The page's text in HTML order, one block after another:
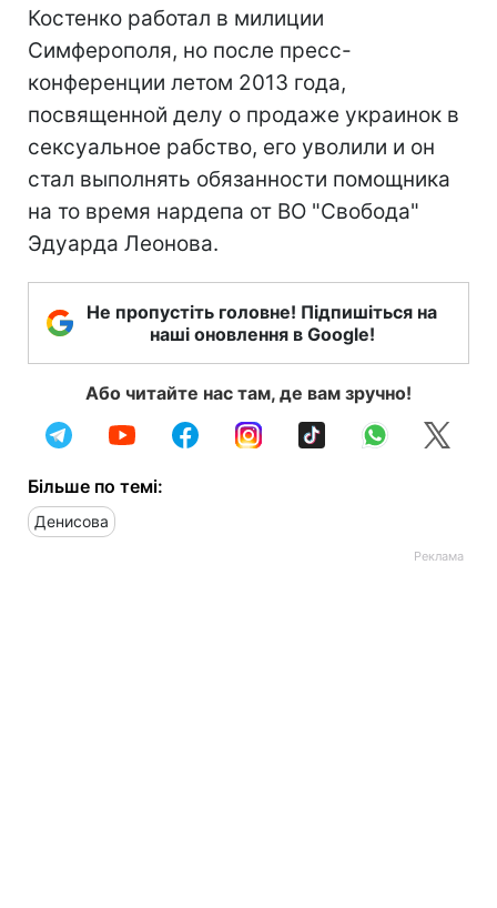
Костенко работал в милиции
Симферополя, но после пресс-
конференции летом 2013 года,
посвященной делу о продаже украинок в
сексуальное рабство, его уволили и он
стал выполнять обязанности помощника
на то время нардепа от ВО "Свобода"
Эдуарда Леонова.
Не пропустіть головне! Підпишіться на
наші оновлення в Google!
Або читайте нас там, де вам зручно!
Більше по темі:
Денисова